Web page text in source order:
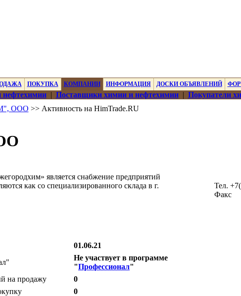
ПОКУПКА КОМПАНИИ ИНФОРМАЦИЯ ДОСКИ ОБЪЯВЛЕНИЙ
нефтехимии| Поставщики химии и нефтехимии| Покупатели
ООО >> Активность на HimTrade.RU
является снабжение предприятий
как со специализированного склада в г.
Тел.
Факс
01.06.21
Не участвует в программе
"Профессионал"
на продажу
0
0